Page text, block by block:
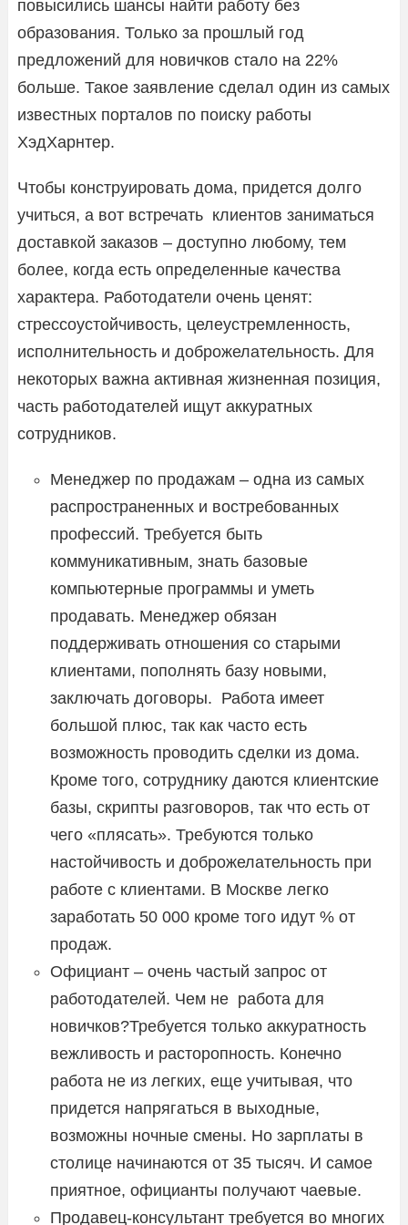
повысились шансы найти работу без
образования. Только за прошлый год
предложений для новичков стало на 22%
больше. Такое заявление сделал один из самых
известных порталов по поиску работы
ХэдХарнтер.
Чтобы конструировать дома, придется долго
учиться, а вот встречать клиентов заниматься
доставкой заказов – доступно любому, тем
более, когда есть определенные качества
характера. Работодатели очень ценят:
стрессоустойчивость, целеустремленность,
исполнительность и доброжелательность. Для
некоторых важна активная жизненная позиция,
часть работодателей ищут аккуратных
сотрудников.
Менеджер по продажам – одна из самых
распространенных и востребованных
профессий. Требуется быть
коммуникативным, знать базовые
компьютерные программы и уметь
продавать. Менеджер обязан
поддерживать отношения со старыми
клиентами, пополнять базу новыми,
заключать договоры. Работа имеет
большой плюс, так как часто есть
возможность проводить сделки из дома.
Кроме того, сотруднику даются клиентские
базы, скрипты разговоров, так что есть от
чего «плясать». Требуются только
настойчивость и доброжелательность при
работе с клиентами. В Москве легко
заработать 50 000 кроме того идут % от
продаж.
Официант – очень частый запрос от
работодателей. Чем не работа для
новичков?Требуется только аккуратность
вежливость и расторопность. Конечно
работа не из легких, еще учитывая, что
придется напрягаться в выходные,
возможны ночные смены. Но зарплаты в
столице начинаются от 35 тысяч. И самое
приятное, официанты получают чаевые.
Продавец-консультант требуется во многих